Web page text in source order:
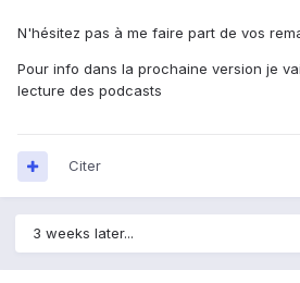
N'hésitez pas à me faire part de vos
Pour info dans la prochaine version je
lecture des podcasts
Citer
3 weeks later...